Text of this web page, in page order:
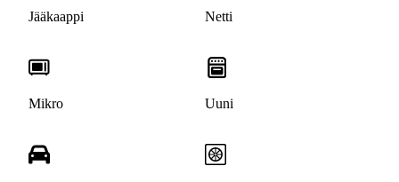
Jääkaappi Netti
Mikro Uuni